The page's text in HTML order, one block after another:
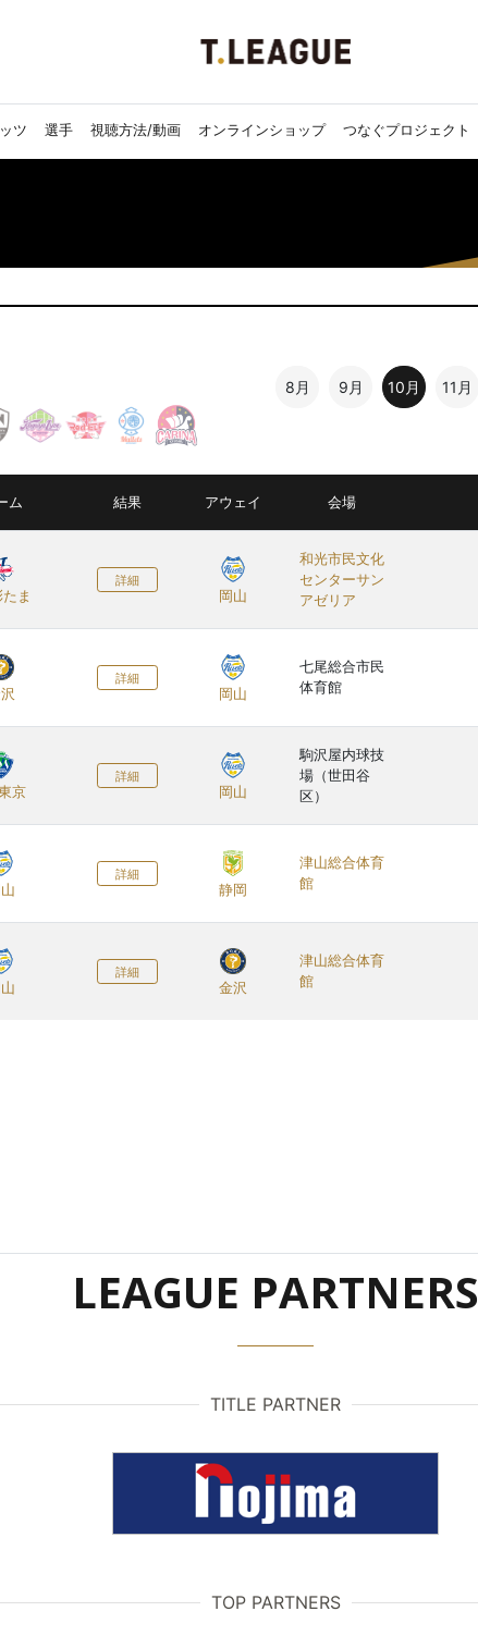
ツ 選手 視聴方法/動画 オンラインショップ つなぐプロジェクト
8月 9月 10月 11月
ム 結果 アウェイ 会場
ま
詳細
岡山
和光市民文化
センターサン
アゼリア
詳細
岡山
七尾総合市民
体育館
京
詳細
岡山
駒沢屋内球技
場（世田谷
区）
詳細
静岡
津山総合体育
館
詳細
金沢
津山総合体育
館
LEAGUE PARTNERS
TITLE PARTNER
TOP PARTNERS